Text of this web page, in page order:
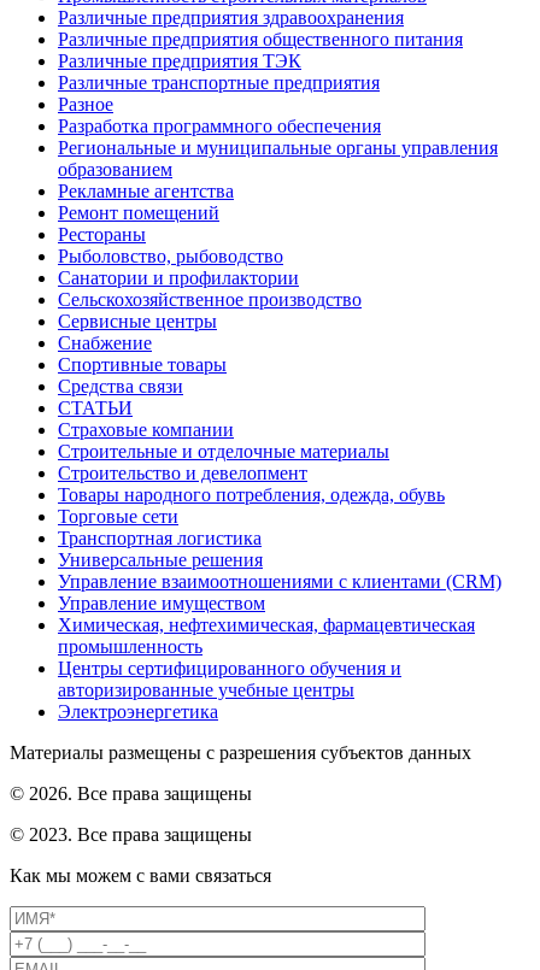
Различные предприятия здравоохранения
Различные предприятия общественного питания
Различные предприятия ТЭК
Различные транспортные предприятия
Разное
Разработка программного обеспечения
Региональные и муниципальные органы управления
образованием
Рекламные агентства
Ремонт помещений
Рестораны
Рыболовство, рыбоводство
Санатории и профилактории
Сельскохозяйственное производство
Сервисные центры
Снабжение
Спортивные товары
Средства связи
СТАТЬИ
Страховые компании
Строительные и отделочные материалы
Строительство и девелопмент
Товары народного потребления, одежда, обувь
Торговые сети
Транспортная логистика
Универсальные решения
Управление взаимоотношениями с клиентами (CRM)
Управление имуществом
Химическая, нефтехимическая, фармацевтическая
промышленность
Центры сертифицированного обучения и
авторизированные учебные центры
Электроэнергетика
Материалы размещены с разрешения субъектов данных
© 2026. Все права защищены
© 2023. Все права защищены
Как мы можем с вами связаться